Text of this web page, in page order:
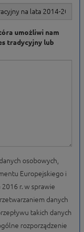
umożliwi nam
tradycyjny lub
osobowych,
Europejskiego i
r. w sprawie
danych
takich danych
rozporządzenie